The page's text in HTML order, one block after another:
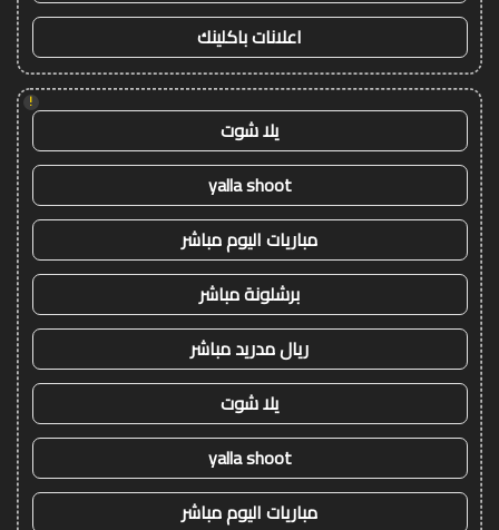
اعلانات باكلينك
!
يلا شوت
yalla shoot
مباريات اليوم مباشر
برشلونة مباشر
ريال مدريد مباشر
يلا شوت
yalla shoot
مباريات اليوم مباشر